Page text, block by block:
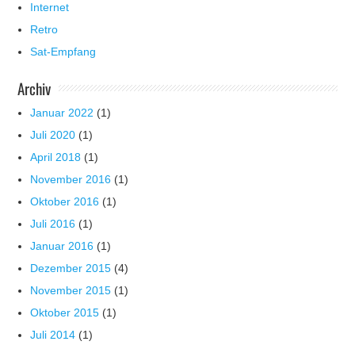
Internet
Retro
Sat-Empfang
Archiv
Januar 2022 (1)
Juli 2020 (1)
April 2018 (1)
November 2016 (1)
Oktober 2016 (1)
Juli 2016 (1)
Januar 2016 (1)
Dezember 2015 (4)
November 2015 (1)
Oktober 2015 (1)
Juli 2014 (1)